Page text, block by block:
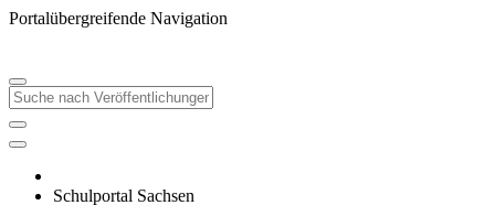
Portalübergreifende Navigation
Schulportal Sachsen